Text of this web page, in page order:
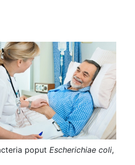
poput Escherichiae coli,